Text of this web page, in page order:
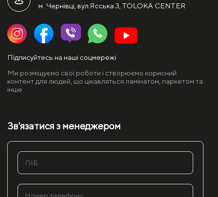
м. Чернівці, вул.Ясська 3, TOLOKA CENTER
Підписуйтесь на наші соцмережі
Ми розміщуємо свої роботи і створюємо корисний
контент для людей, що цікавляться ламінатом, паркетом та
інше
Зв'язатися з менеджером